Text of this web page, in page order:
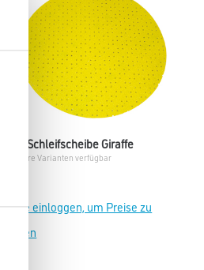
WD Schleifscheibe Giraffe
Weitere Varianten verfügbar
Bitte einloggen, um Preise zu
sehen